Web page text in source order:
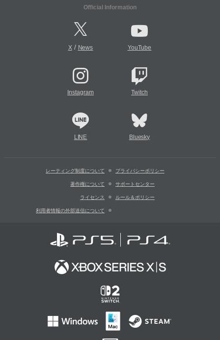
Official Information
X/ News YouTube
Instagram Twitch
LINE Bluesky
レーティング制度について プライバシーポリシー
著作権について サポートセンター
ライセンス ルール＆ポリシー
利用者情報の外部送信について